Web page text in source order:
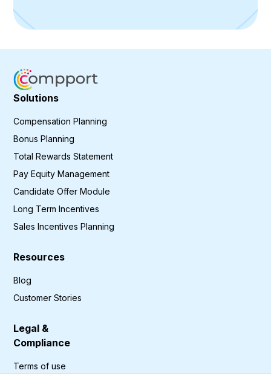
Solutions
Compensation Planning
Bonus Planning
Total Rewards Statement
Pay Equity Management
Candidate Offer Module
Long Term Incentives
Sales Incentives Planning
Resources
Blog
Customer Stories
Legal &
Compliance
Terms of use